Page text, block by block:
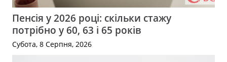
Пенсія у 2026 році: скільки стажу
потрібно у 60, 63 і 65 років
Субота, 8 Серпня, 2026